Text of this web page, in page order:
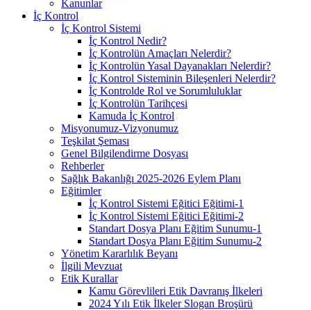
Kanunlar
İç Kontrol
İç Kontrol Sistemi
İç Kontrol Nedir?
İç Kontrolün Amaçları Nelerdir?
İç Kontrolün Yasal Dayanakları Nelerdir?
İç Kontrol Sisteminin Bileşenleri Nelerdir?
İç Kontrolde Rol ve Sorumluluklar
İç Kontrolün Tarihçesi
Kamuda İç Kontrol
Misyonumuz-Vizyonumuz
Teşkilat Şeması
Genel Bilgilendirme Dosyası
Rehberler
Sağlık Bakanlığı 2025-2026 Eylem Planı
Eğitimler
İç Kontrol Sistemi Eğitici Eğitimi-1
İç Kontrol Sistemi Eğitici Eğitimi-2
Standart Dosya Planı Eğitim Sunumu-1
Standart Dosya Planı Eğitim Sunumu-2
Yönetim Kararlılık Beyanı
İlgili Mevzuat
Etik Kurallar
Kamu Görevlileri Etik Davranış İlkeleri
2024 Yılı Etik İlkeler Slogan Broşürü